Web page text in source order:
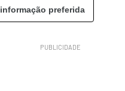
preferida